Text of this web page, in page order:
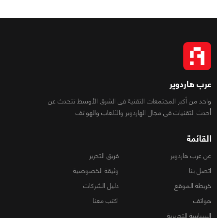
عرب هاردوير
واحد من أكبر المجتمعات التقنية فى الشرق الأوسط تتحدث عن
أحدث التقنيات فى مجال الهاردوير والألعاب والهواتف
القائمة
عن عرب هاردوير
فريق التحرير
اتصل بنا
وثيقة الخصوصية
خريطة الموقع
دليل الشركات
هواتف
اكتب معنا
السياسة التحريرية